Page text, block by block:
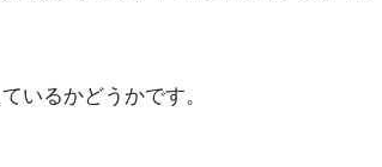
いるかどうかです。